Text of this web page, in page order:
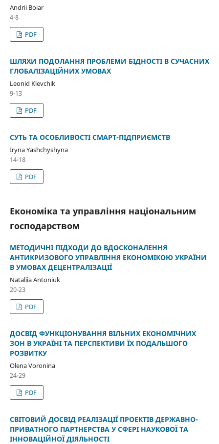
Andrii Boiar
4-8
PDF
ШЛЯХИ ПОДОЛАННЯ ПРОБЛЕМИ БІДНОСТІ В СУЧАСНИХ
ГЛОБАЛІЗАЦІЙНИХ УМОВАХ
Leonid Klevchik
9-13
PDF
СУТЬ ТА ОСОБЛИВОСТІ СМАРТ-ПІДПРИЄМСТВ
Iryna Yashchyshyna
14-18
PDF
Економіка та управління національним
господарством
МЕТОДИЧНІ ПІДХОДИ ДО ВДОСКОНАЛЕННЯ
АНТИКРИЗОВОГО УПРАВЛІННЯ ЕКОНОМІКОЮ УКРАЇНИ
В УМОВАХ ДЕЦЕНТРАЛІЗАЦІЇ
Nataliia Antoniuk
20-23
PDF
ДОСВІД ФУНКЦІОНУВАННЯ ВІЛЬНИХ ЕКОНОМІЧНИХ
ЗОН В УКРАЇНІ ТА ПЕРСПЕКТИВИ ЇХ ПОДАЛЬШОГО
РОЗВИТКУ
Olena Voronina
24-29
PDF
СВІТОВИЙ ДОСВІД РЕАЛІЗАЦІЇ ПРОЕКТІВ ДЕРЖАВНО-
ПРИВАТНОГО ПАРТНЕРСТВА У СФЕРІ НАУКОВОЇ ТА
ІННОВАЦІЙНОЇ ДІЯЛЬНОСТІ